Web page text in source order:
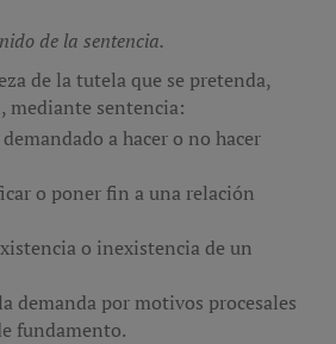
de la sentencia.
de la tutela que se pretenda,
mediante sentencia:
a hacer o no hacer
o poner fin a una relación
o inexistencia de un
demanda por motivos procesales
fundamento.